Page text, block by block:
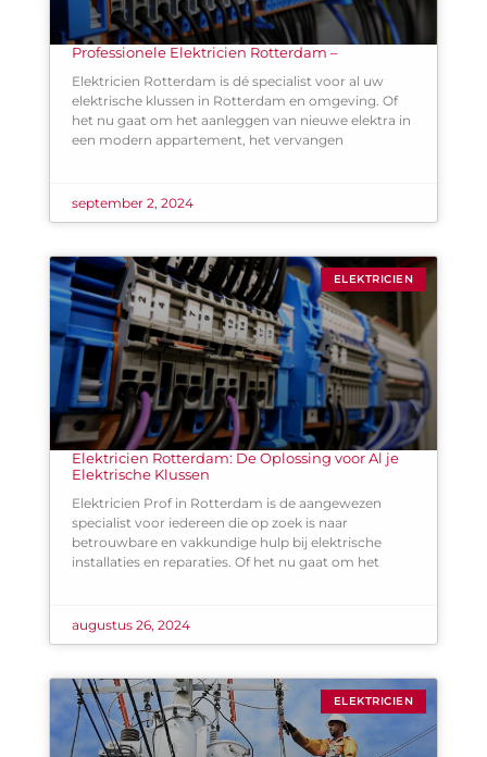
Professionele Elektricien Rotterdam –
Elektricien Rotterdam is dé specialist voor al uw
elektrische klussen in Rotterdam en omgeving. Of
het nu gaat om het aanleggen van nieuwe elektra in
een modern appartement, het vervangen
september 2, 2024
ELEKTRICIEN
Elektricien Rotterdam: De Oplossing voor Al je
Elektrische Klussen
Elektricien Prof in Rotterdam is de aangewezen
specialist voor iedereen die op zoek is naar
betrouwbare en vakkundige hulp bij elektrische
installaties en reparaties. Of het nu gaat om het
augustus 26, 2024
ELEKTRICIEN